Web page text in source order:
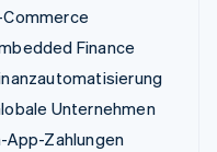
Commerce
Finance
Unternehmen
App-Zahlungen